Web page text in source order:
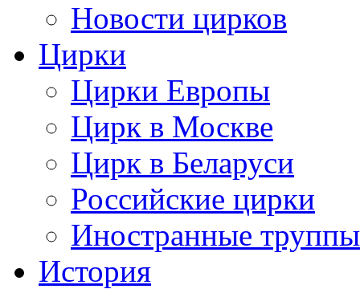
Новости цирков
Цирки
Цирки Европы
Цирк в Москве
Цирк в Беларуси
Российские цирки
Иностранные труппы
История